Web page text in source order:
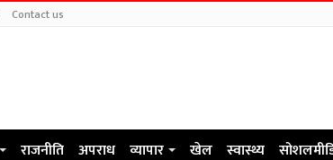
Contact us
राजनीति अपराध व्यापार खेल स्वास्थ्य